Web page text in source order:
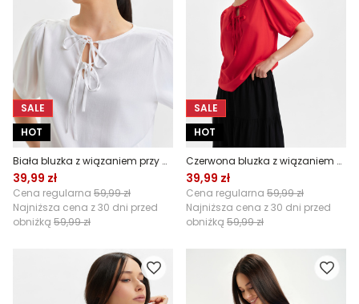
SALE
HOT
Biała bluzka z wiązaniem przy dekolcie
39,99 zł
Cena regularna 59,99 zł
Najniższa cena z 30 dni przed
obniżką 59,99 zł
SALE
HOT
Czerwona bluzka z wiązaniem przy dekolcie
39,99 zł
Cena regularna 59,99 zł
Najniższa cena z 30 dni przed
obniżką 59,99 zł